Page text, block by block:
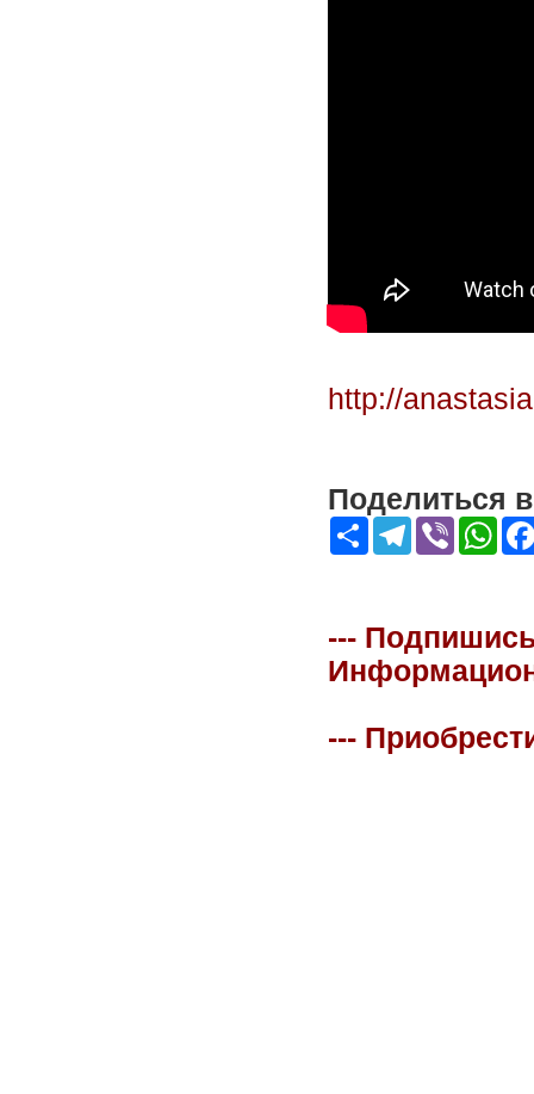
http://
Поделиться
Share Telegram
Viber
---
---